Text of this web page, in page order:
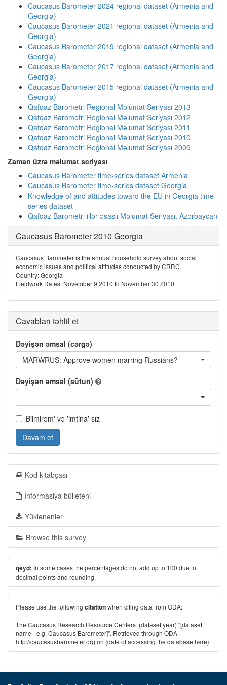
Caucasus Barometer 2024 regional dataset (Armenia and
Georgia)
Caucasus Barometer 2021 regional dataset (Armenia and
Georgia)
Caucasus Barometer 2019 regional dataset (Armenia and
Georgia)
Caucasus Barometer 2017 regional dataset (Armenia and
Georgia)
Caucasus Barometer 2015 regional dataset (Armenia and
Georgia)
Qafqaz Barometri Regional Məlumat Seriyası 2013
Qafqaz Barometri Regional Məlumat Seriyası 2012
Qafqaz Barometri Regional Məlumat Seriyası 2011
Qafqaz Barometri Regional Məlumat Seriyası 2010
Qafqaz Barometri Regional Məlumat Seriyası 2009
Zaman üzrə məlumat seriyası
Caucasus Barometer time-series dataset Armenia
Caucasus Barometer time-series dataset Georgia
Knowledge of and attitudes toward the EU in Georgia time-
series dataset
Qafqaz Barometri illər əsaslı Məlumat Seriyası, Azərbaycan
Caucasus Barometer 2010 Georgia
Caucasus Barometer is the annual household survey about social
economic issues and political attitudes conducted by CRRC.
Country: Georgia
Fieldwork Dates: November 9 2010 to November 30 2010
Cavabları təhlil et
Dəyişən əmsal (cərgə)
MARWRUS: Approve women marring Russians?
Dəyişən əmsal (sütun)
Bilmirəm' və 'imtina' sız
Davam et
Kod kitabçası
İnformasiya bülleteni
Yüklənənlər
Browse this survey
qeyd: In some cases the percentages do not add up to 100 due to
decimal points and rounding.
Please use the following citationwhen citing data from ODA:
The Caucasus Research Resource Centers. (dataset year) "[dataset
name - e.g. Caucasus Barometer]". Retrieved through ODA -
http://caucasusbarometer.org on {date of accessing the database here}.